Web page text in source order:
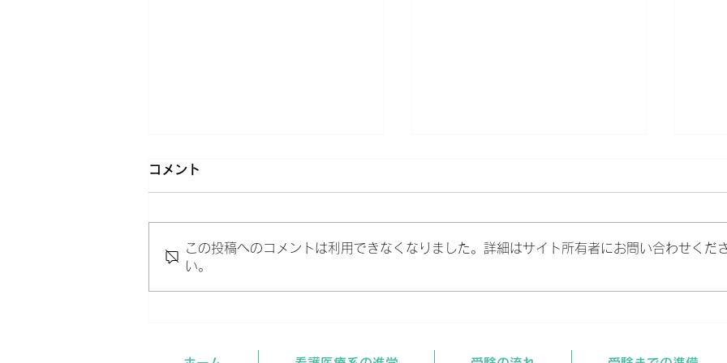
共通テスト、受験前の確認。
閉校のお知らせ
来週
コメント
この投稿へのコメントは利用できなくなりました。詳細はサイト所有者にお問い合わせくだ
い。